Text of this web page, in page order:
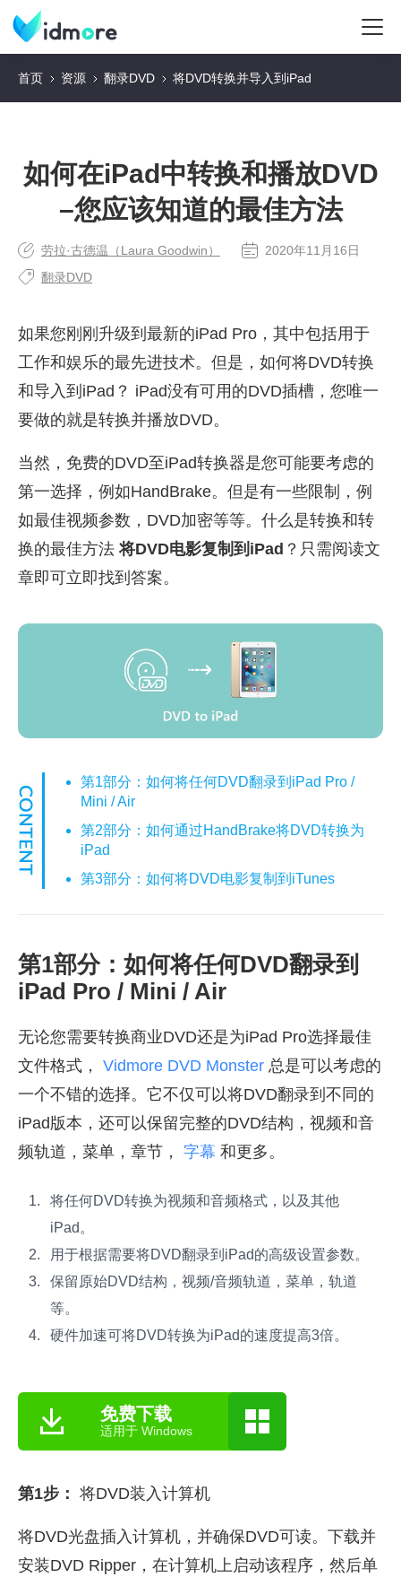
首页 资源 翻录DVD 将DVD转换并导入到iPad
如何在iPad中转换和播放DVD
–您应该知道的最佳方法
劳拉·古德温（Laura Goodwin）
2020年11月16日
翻录DVD
如果您刚刚升级到最新的iPad Pro，其中包括用于
工作和娱乐的最先进技术。但是，如何将DVD转换
和导入到iPad？ iPad没有可用的DVD插槽，您唯一
要做的就是转换并播放DVD。
当然，免费的DVD至iPad转换器是您可能要考虑的
第一选择，例如HandBrake。但是有一些限制，例
如最佳视频参数，DVD加密等等。什么是转换和转
换的最佳方法 将DVD电影复制到iPad ？只需阅读文
章即可立即找到答案。
第1部分：如何将任何DVD翻录到iPad Pro /
Mini / Air
第2部分：如何通过HandBrake将DVD转换为
iPad
第3部分：如何将DVD电影复制到iTunes
第1部分：如何将任何DVD翻录到
iPad Pro / Mini / Air
无论您需要转换商业DVD还是为iPad Pro选择最佳
文件格式， Vidmore DVD Monster 总是可以考虑的
一个不错的选择。它不仅可以将DVD翻录到不同的
iPad版本，还可以保留完整的DVD结构，视频和音
频轨道，菜单，章节， 字幕 和更多。
将任何DVD转换为视频和音频格式，以及其他
iPad。
用于根据需要将DVD翻录到iPad的高级设置参数。
保留原始DVD结构，视频/音频轨道，菜单，轨道
等。
硬件加速可将DVD转换为iPad的速度提高3倍。
免费下载
适用于 Windows
第1步： 将DVD装入计算机
将DVD光盘插入计算机，并确保DVD可读。下载并
安装DVD Ripper，在计算机上启动该程序，然后单